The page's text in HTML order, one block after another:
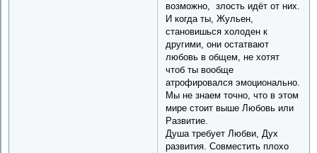
возможно, злость идёт от них.
И когда ты, Жульен,
становишься холоден к
другими, они остатвают
любовь в общем, не хотят
чтоб ты вообще
атрофировался эмоционально.
Мы не знаем точно, что в этом
мире стоит выше Любовь или
Развитие.
Душа требует Любви, Дух
развития. Совместить плохо